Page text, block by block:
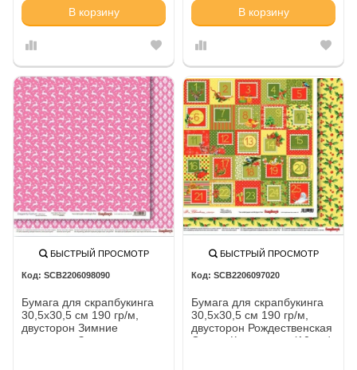
В корзину В корзину
БЫСТРЫЙ ПРОСМОТР
SCB2206098090
Бумага для скрапбукинга
30,5х30,5 см 190 гр/м,
двусторон Зимние
контрасты Звездная ночь.
БЫСТРЫЙ ПРОСМОТР
SCB2206097020
Бумага для скрапбукинга
30,5х30,5 см 190 гр/м,
двусторон Рождественская
Омела Календарь, (10 шт/